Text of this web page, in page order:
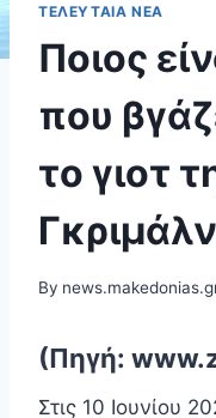
ΤΕΛΕΥΤΑΊΑ ΝΈΑ
Ποιος
που
το γιοτ
By
(Πηγή:
Στις 10 Ιουνίου